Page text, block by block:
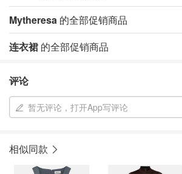
Mytheresa 的全部促销商品
连衣裙 的全部促销商品
评论
暂无评论，打开App写评论
相似同款